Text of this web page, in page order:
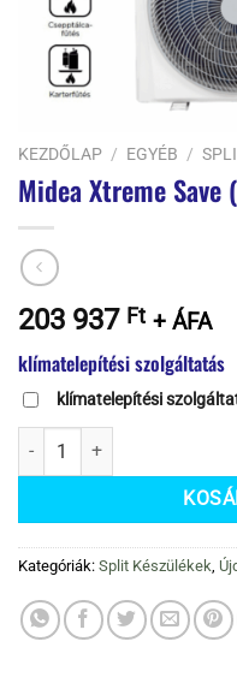
KEZDŐLAP / EGYÉB /
Midea Xtreme Save
203 937 Ft + ÁFA
klímatelepítési szolgáltatás
klímatelepítési
Midea Xtreme Save (3,5 kW)
Kategóriák: Split Készülékek,